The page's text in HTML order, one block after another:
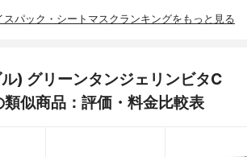
スパック・シートマスクランキングをもっと見る
) グリーンタンジェリンビタC
似商品：評価・料金比較表